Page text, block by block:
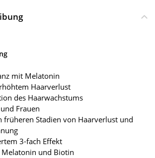
mit Melatonin
Haarverlust
des Haarwachstums
Frauen
früheren Stadien von Haarverlust und
3-fach Effekt
und Biotin